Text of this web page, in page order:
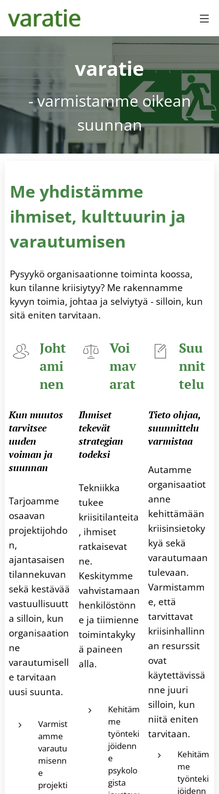
varatie
- varmistamme oikean
suunnan
Me yhdistämme
ihmiset, kulttuurin ja
varautumisen
Pysyykö organisaationne toiminta koossa,
kun tilanne kriisiytyy? Me rakennamme
kyvyn toimia, johtaa ja selviytyä - silloin, kun
sitä eniten tarvitaan.
Joht
ami
nen
Kun muutos
tarvitsee
uuden
voiman ja
suunnan
Tarjoamme
osaavan
projektijohdo
n,
ajantasaisen
tilannekuvan
sekä kestävää
vastuullisuutt
a silloin, kun
organisaation
ne
varautumisell
e tarvitaan
uusi suunta.
Varmist
amme
varautu
misenn
e
projekti
Voi
mav
arat
Ihmiset
tekevät
strategian
todeksi
Tekniikka
tukee
kriisitilanteita
, ihmiset
ratkaisevat
ne.
Keskitymme
vahvistamaan
henkilöstönn
e ja tiimienne
toimintakyky
ä paineen
alla.
Kehitäm
me
työnteki
jöidenn
e
psykolo
gista
Suu
nnit
telu
Tieto ohjaa,
suunnittelu
varmistaa
Autamme
organisaatiot
anne
kehittämään
kriisinsietoky
kyä sekä
varautumaan
tulevaan.
Varmistamm
e, että
tarvittavat
kriisinhallinn
an resurssit
ovat
käytettävissä
nne juuri
silloin, kun
niitä eniten
tarvitaan.
Kehitäm
me
työnteki
jöidenn